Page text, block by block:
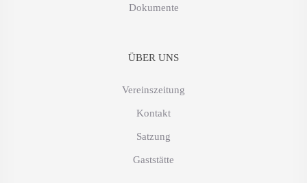
Dokumente
ÜBER UNS
Vereinszeitung
Kontakt
Satzung
Gaststätte